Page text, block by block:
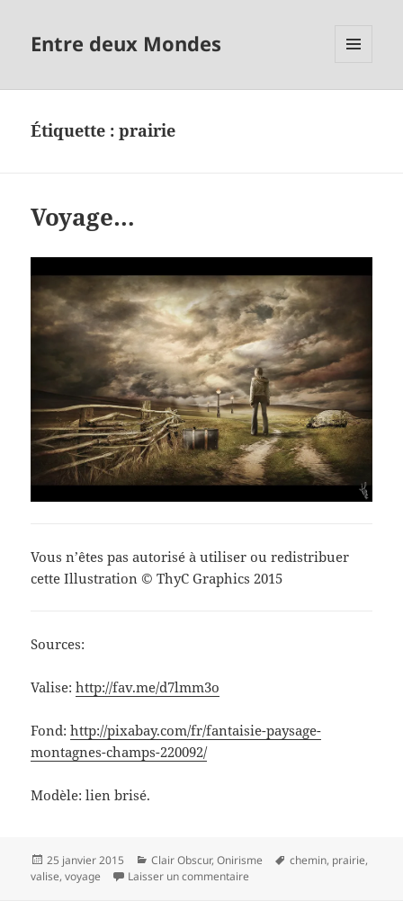
Entre deux Mondes
Étiquette :prairie
Voyage…
Vous n’êtes pas autorisé à utiliser ou redistribuer
cette Illustration © ThyC Graphics 2015
Sources:
Valise:http://fav.me/d7lmm3o
Fond:http://pixabay.com/fr/fantaisie-paysage-
montagnes-champs-220092/
Modèle: lien brisé.
Publié
le
25 janvier 2015 Catégories
Clair Obscur,Onirisme
Mots-
chemin, prairie,
valise,voyage Laisser un commentaire